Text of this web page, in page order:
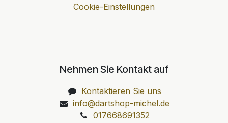
Cookie-Einstellungen
Nehmen Sie Kontakt auf
Kontaktieren Sie uns
info@dartshop-michel.de
017668691352